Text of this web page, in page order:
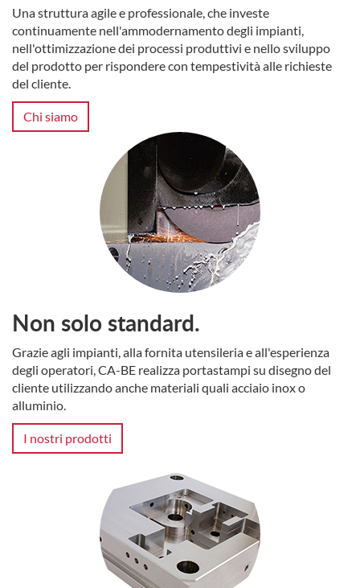
Una struttura agile e professionale, che investe
continuamente nell'ammodernamento degli impianti,
nell'ottimizzazione dei processi produttivi e nello sviluppo
del prodotto per rispondere con tempestività alle richieste
del cliente.
Chi siamo
Non solo standard.
Grazie agli impianti, alla fornita utensileria e all'esperienza
degli operatori, CA-BE realizza portastampi su disegno del
cliente utilizzando anche materiali quali acciaio inox o
alluminio.
I nostri prodotti